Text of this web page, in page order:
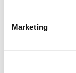
Marketing